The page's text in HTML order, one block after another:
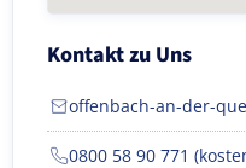
Kontakt zu Uns
offenbach-an-der-
0800 58 90 771